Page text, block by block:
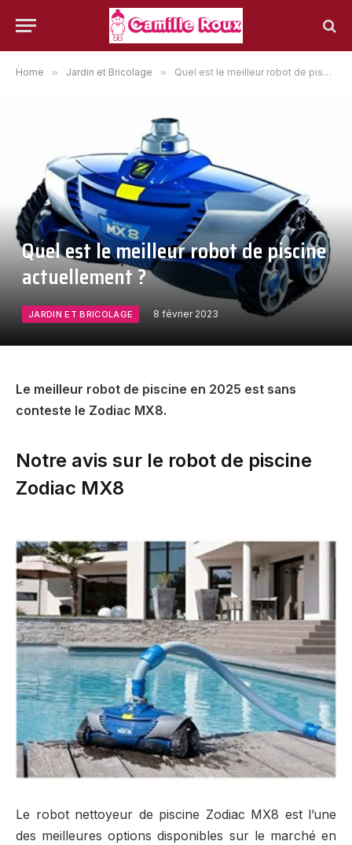
Home » Jardin et Bricolage » Quel est le meilleur robot de piscine actuellement ?
Quel est le meilleur robot de piscine
actuellement ?
JARDIN ET BRICOLAGE 8 février 2023
Le meilleur robot de piscine en 2025 est sans
conteste le Zodiac MX8.
Notre avis sur le robot de piscine
Zodiac MX8
Le robot nettoyeur de piscine Zodiac MX8 est l’une
des meilleures options disponibles sur le marché en